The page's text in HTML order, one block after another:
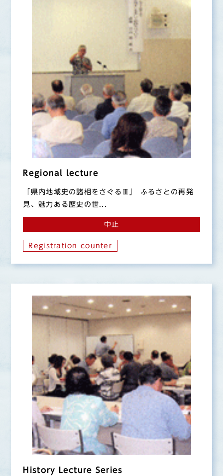
Regional lecture
「県内地域史の諸相をさぐるⅢ」 ふるさとの再発
見、魅力ある歴史の世...
中止
Registration counter
History Lecture Series